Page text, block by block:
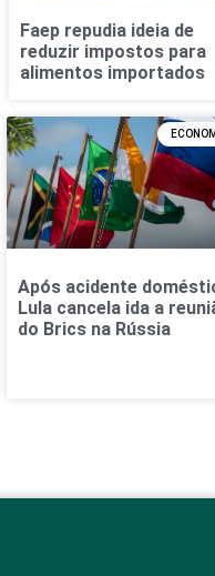
Faep repudia ideia de
reduzir impostos para
alimentos importados
Após acidente
Lula cancela ida a
do Brics na Rússia